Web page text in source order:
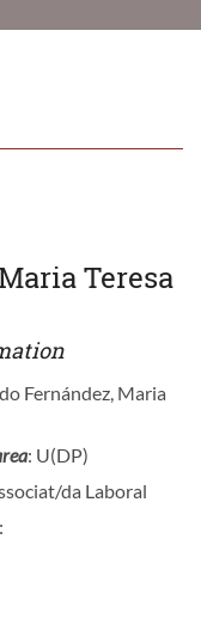
Teresa
Fernández, Maria
: U(DP)
da Laboral